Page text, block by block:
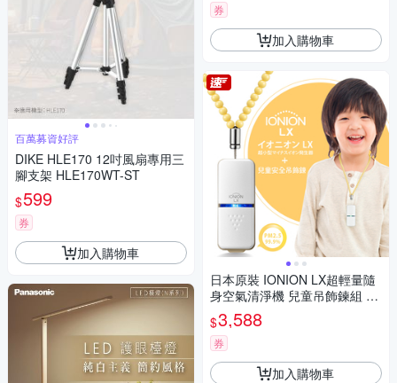
百萬募資好評
DIKE HLE170 12吋風扇專用三
腳支架 HLE170WT-ST
$599
券
加入購物車
券
加入購物車
日本原裝 IONION LX超輕量隨
身空氣清淨機 兒童吊飾鍊組 鵝
絨黃-鵝絨黃S-25CM
$3,588
券
加入購物車